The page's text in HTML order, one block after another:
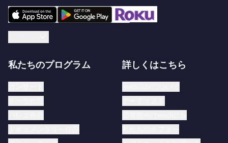
私たちのプログラム 詳しくはこちら